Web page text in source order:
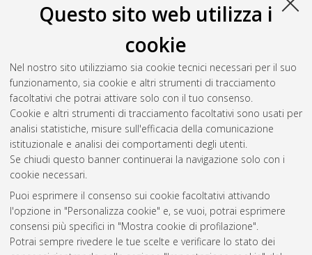
Questo sito web utilizza i
cookie
Nel nostro sito utilizziamo sia cookie tecnici necessari per il suo
funzionamento, sia cookie e altri strumenti di tracciamento
facoltativi che potrai attivare solo con il tuo consenso.
Cookie e altri strumenti di tracciamento facoltativi sono usati per
analisi statistiche, misure sull'efficacia della comunicazione
istituzionale e analisi dei comportamenti degli utenti.
Se chiudi questo banner continuerai la navigazione solo con i
cookie necessari.
Puoi esprimere il consenso sui cookie facoltativi attivando
l'opzione in "Personalizza cookie" e, se vuoi, potrai esprimere
consensi più specifici in "Mostra cookie di profilazione".
Potrai sempre rivedere le tue scelte e verificare lo stato dei
Gestione del documento:
Atom
Rss 1.0
Rss 2.0